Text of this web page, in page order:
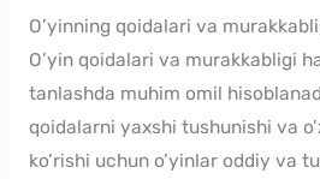
O’yinning qoidalari va
O’yin qoidalari va murakkabligi
tanlashda muhim omil
qoidalarni yaxshi tushunishi va
ko’rishi uchun o’yinlar oddiy va